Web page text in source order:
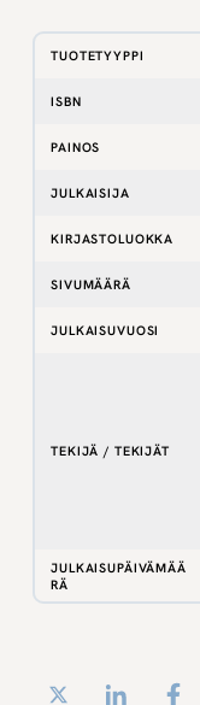
TUOTETYYPPI
ISBN
PAINOS
JULKAISIJA
KIRJASTOLUOKKA
SIVUMÄÄRÄ
JULKAISUVUOSI
TEKIJÄ / TEKIJÄT
JULKAISUPÄIVÄMÄÄ
RÄ
Twitter LinkedIn